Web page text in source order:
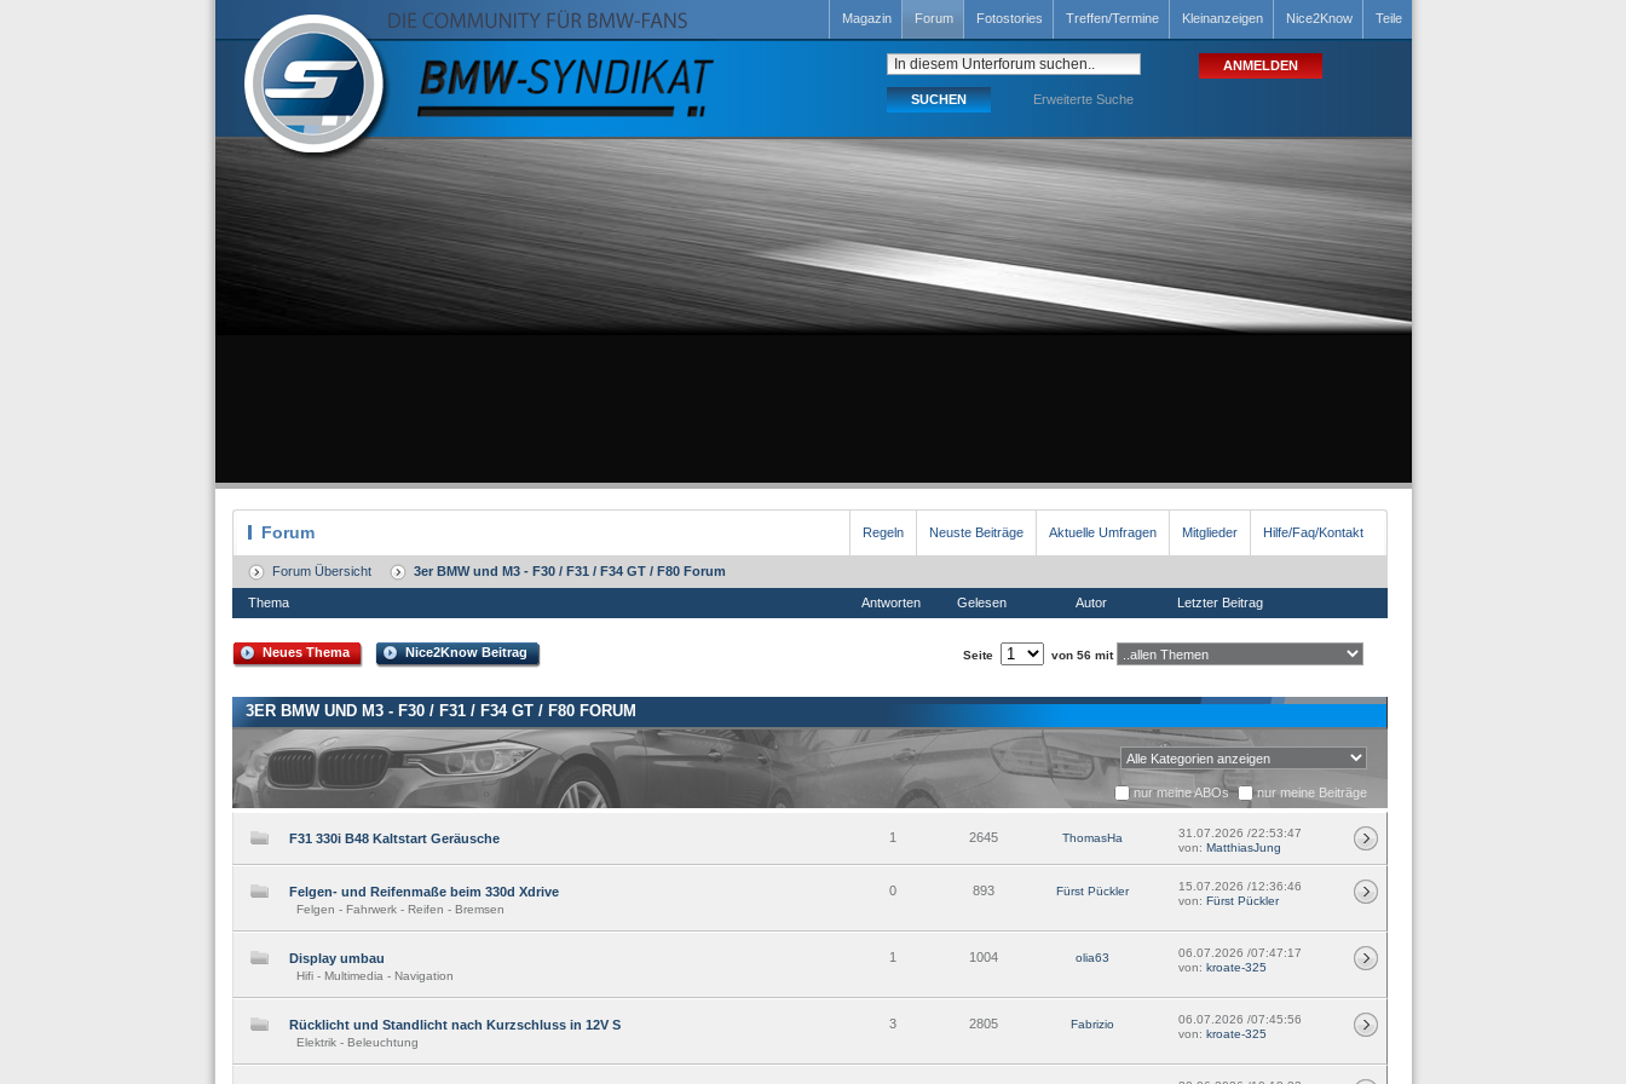
Magazin Forum Fotostories Treffen/Termine Kleinanzeigen Nice2Know Teile
Erweiterte Suche
Forum Regeln Neuste Beiträge Aktuelle Umfragen Mitglieder Hilfe/Faq/Kontakt
Forum Übersicht 3er BMW und M3 - F30 / F31 / F34 GT / F80 Forum
Thema Antworten Gelesen Autor Letzter Beitrag
Neues Thema Nice2Know Beitrag Seite von 56 mit
3ER BMW UND M3 - F30 / F31 / F34 GT / F80 FORUM
nur meine ABOs nur meine Beiträge
F31 330i B48 Kaltstart Geräusche 1 2645 ThomasHa
31.07.2026 /22:53:47
von: MatthiasJung
Felgen- und Reifenmaße beim 330d Xdrive
Felgen - Fahrwerk - Reifen - Bremsen
0 893 Fürst Pückler
15.07.2026 /12:36:46
von: Fürst Pückler
Display umbau
Hifi - Multimedia - Navigation
1 1004 olia63
06.07.2026 /07:47:17
von: kroate-325
Rücklicht und Standlicht nach Kurzschluss in 12V S
Elektrik - Beleuchtung
3 2805 Fabrizio
06.07.2026 /07:45:56
von: kroate-325